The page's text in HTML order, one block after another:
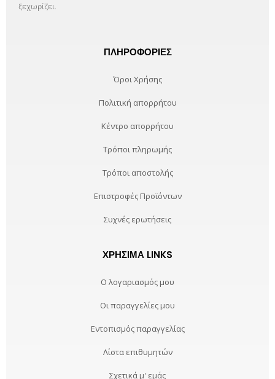
ξεχωρίζει.
ΠΛΗΡΟΦΟΡΊΕΣ
Όροι Χρήσης
Πολιτική απορρήτου
Κέντρο απορρήτου
Τρόποι πληρωμής
Τρόποι αποστολής
Επιστροφές Προϊόντων
Συχνές ερωτήσεις
ΧΡΉΣΙΜΑ LINKS
Ο λογαριασμός μου
Οι παραγγελίες μου
Εντοπισμός παραγγελίας
Λίστα επιθυμητών
Σχετικά μ' εμάς